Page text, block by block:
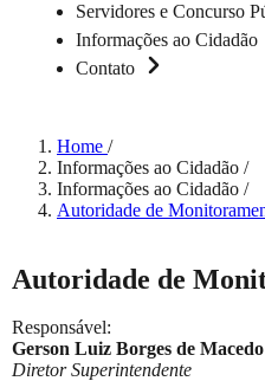
Servidores e Concurso
Informações ao Cidadão
Contato
Home /
Informações ao Cidadão /
Informações ao Cidadão /
Autoridade de
Autoridade de
Responsável:
Gerson Luiz Borges de Macedo
Diretor Superintendente